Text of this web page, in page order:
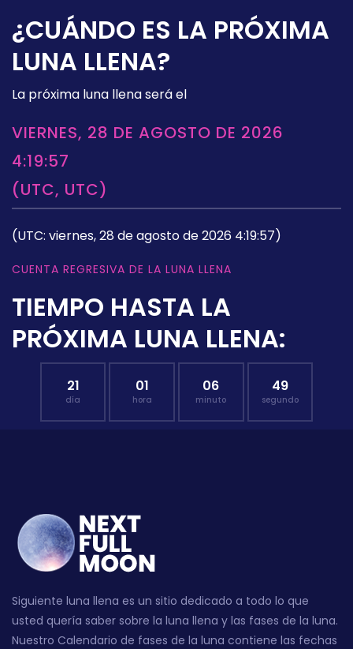
¿CUÁNDO ES LA PRÓXIMA
LUNA LLENA?
La próxima luna llena será el
VIERNES, 28 DE AGOSTO DE 2026
4:19:57
(UTC, UTC)
(UTC: viernes, 28 de agosto de 2026 4:19:57)
CUENTA REGRESIVA DE LA LUNA LLENA
TIEMPO HASTA LA
PRÓXIMA LUNA LLENA:
21
día
01
hora
06
minuto
48
segundo
Siguiente luna llena es un sitio dedicado a todo lo que
usted quería saber sobre la luna llena y las fases de la luna.
Nuestro Calendario de fases de la luna contiene las fechas